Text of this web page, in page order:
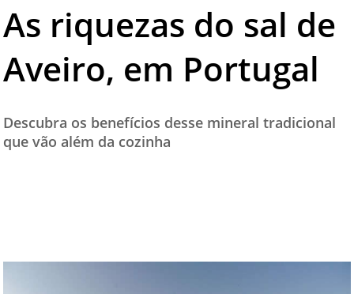
HOTELARIA
DICAS
TURISMO SA TV
TESTADO E APROVADO
CONTATO
As riquezas do sal de
Aveiro, em Portugal
Descubra os benefícios desse mineral tradicional
que vão além da cozinha